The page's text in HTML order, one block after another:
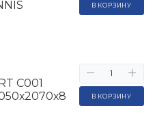
C001
В КОРЗИНУ
В КОРЗИНУ